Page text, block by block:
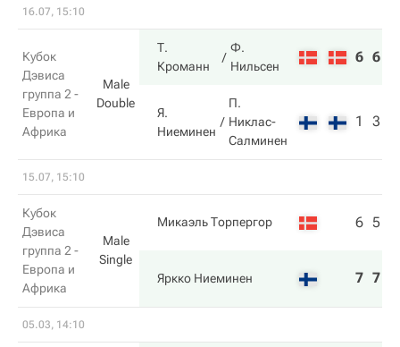
16.07, 15:10
Кубок
Дэвиса
группа 2 -
Европа и
Африка
Male
Double
Т.
Кроманн
Ф.
Нильсен
6 6
Я.
Ниеминен
П.
Никлас-
Салминен
1 3
15.07, 15:10
Кубок
Дэвиса
группа 2 -
Европа и
Африка
Male
Single
Микаэль Торпергор 6 5
Яркко Ниеминен 7 7
05.03, 14:10